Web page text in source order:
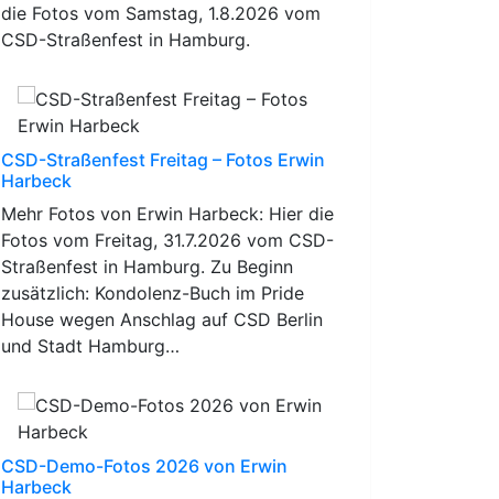
die Fotos vom Samstag, 1.8.2026 vom
CSD-Straßenfest in Hamburg.
CSD-Straßenfest Freitag – Fotos Erwin
Harbeck
Mehr Fotos von Erwin Harbeck: Hier die
Fotos vom Freitag, 31.7.2026 vom CSD-
Straßenfest in Hamburg. Zu Beginn
zusätzlich: Kondolenz-Buch im Pride
House wegen Anschlag auf CSD Berlin
und Stadt Hamburg…
CSD-Demo-Fotos 2026 von Erwin
Harbeck